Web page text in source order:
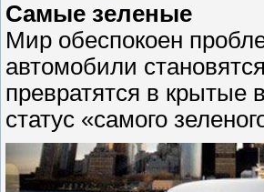
Самые зеленые
Мир обеспокоен
автомобили
превратятся в крытые
статус «самого